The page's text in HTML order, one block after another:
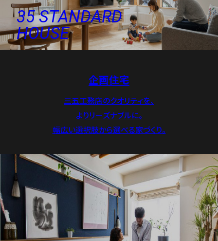
35 STANDARD
HOUSE
企画住宅
三五工務店のクオリティを、
よりリーズナブルに。
幅広い選択肢から選べる家づくり。